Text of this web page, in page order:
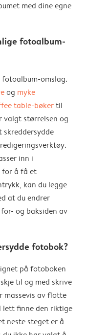
med dine egne
fotoalbum-
omslag.
og myke
table-bøkertil
valgt størrelsen og
skreddersydde
inn i
for å få et
kan du legge
at du endrer
og baksiden av
fotobok?
på fotoboken
til og med skrive
massevis av flotte
lett finne den riktige
neste steget er å